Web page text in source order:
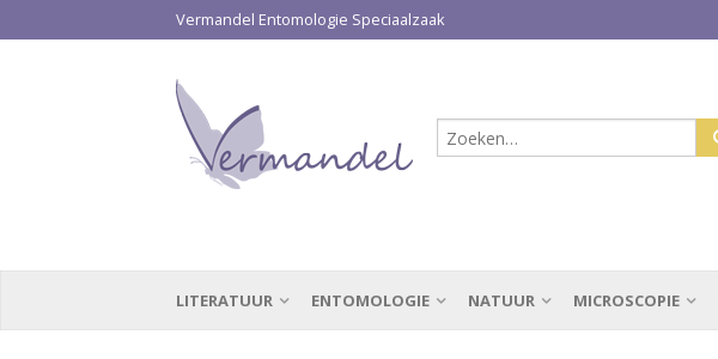
Vermandel Entomologie Speciaalzaak
LITERATUUR ENTOMOLOGIE NATUUR MICROSCOPIE